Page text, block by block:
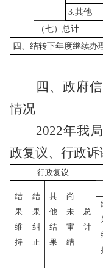
3.其他
（七）总计
四、结转下年度继续办
四、政府
情况
2022年我
政复议、行政诉
行政复议
结
果
维
持
结
果
纠
正
其
他
结
果
尚
未
审
结
总
计